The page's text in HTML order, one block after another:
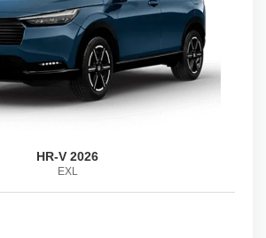
HR-V 2026
EXL